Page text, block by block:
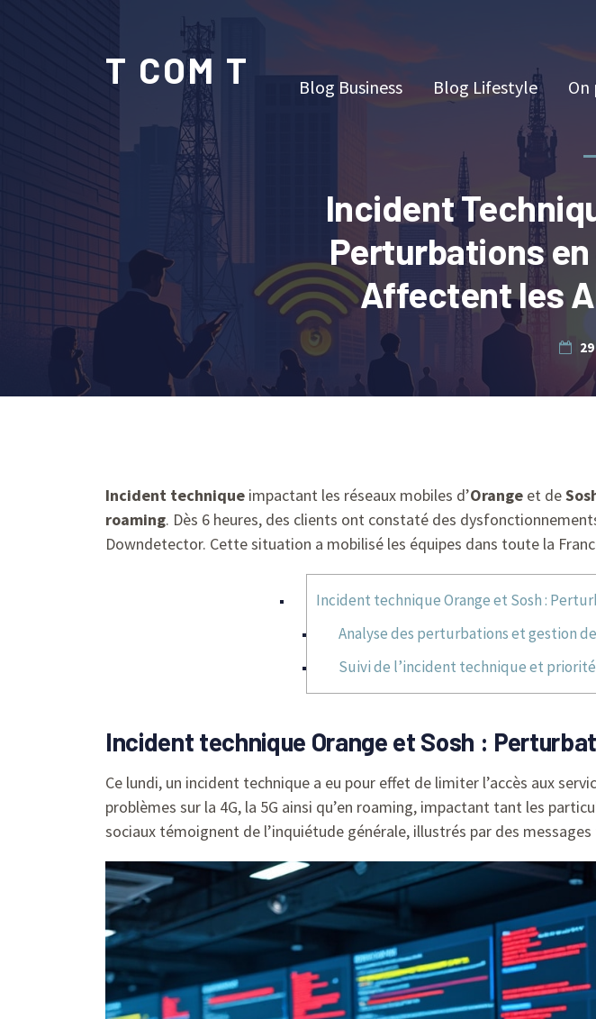
T COM T Blog Business Blog Lifestyle On
Incident
Perturbations en
Affectent les
Incident technique impactant les réseaux mobiles d’Orange et de
roaming. Dès 6 heures, des clients ont constaté des
Downdetector. Cette situation a mobilisé les équipes dans toute la
Incident technique Orange et Sosh :
Analyse des perturbations et gestion
Suivi de l’incident technique et
Incident technique Orange et Sosh :
Ce lundi, un incident technique a eu pour effet de limiter l’accès aux
problèmes sur la 4G, la 5G ainsi qu’en roaming, impactant tant les
sociaux témoignent de l’inquiétude générale, illustrés par des